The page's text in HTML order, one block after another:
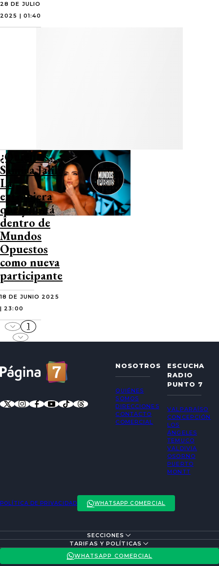
28 DE JULIO
2025 | 01:40
¿Quién es
Samira Jalil?
La
extranjera
que ya está
dentro de
Mundos
Opuestos
como nueva
participante
18 DE JUNIO 2025
| 23:00
1
NOSOTROS
QUIÉNES
SOMOS
DIRECCIONES
CONTACTO
COMERCIAL
ESCUCHA
RADIO
PUNTO 7
VALPARAÍSO
CONCEPCIÓN
LOS
ÁNGELES
TEMUCO
VALDIVIA
OSORNO
PUERTO
MONTT
POLÍTICA DE PRIVACIDAD WHATSAPP COMERCIAL
SECCIONES
ACTUALIDAD
TARIFAS Y POLÍTICAS
POLÍTICA DE PRIVACIDAD
WHATSAPP COMERCIAL